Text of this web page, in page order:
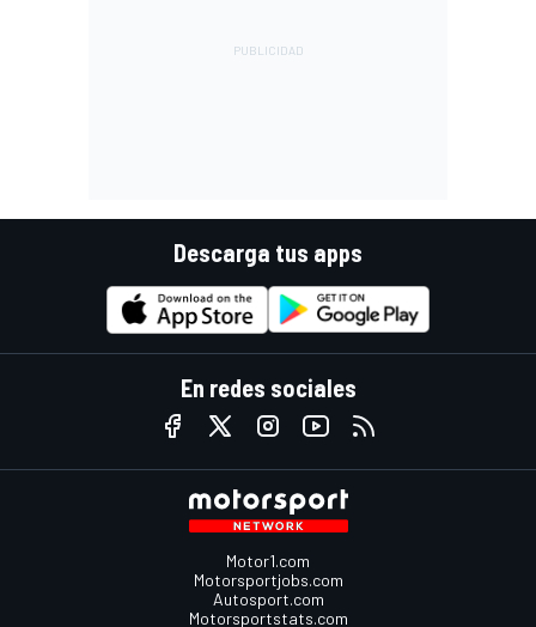
Descarga tus apps
En redes sociales
Motor1.com
Motorsportjobs.com
Autosport.com
Motorsportstats.com